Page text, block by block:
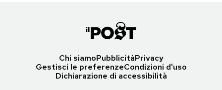
Chi siamoPubblicitàPrivacy
Gestisci le preferenzeCondizioni d'uso
Dichiarazione di accessibilità